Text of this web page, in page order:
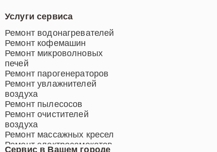
Сервис в Вашем городе
Услуги сервиса
Ремонт водонагревателей
Ремонт кофемашин
Ремонт микроволновых
печей
Ремонт парогенераторов
Ремонт увлажнителей
воздуха
Ремонт пылесосов
Ремонт очистителей
воздуха
Ремонт массажных кресел
Ремонт электросамокатов